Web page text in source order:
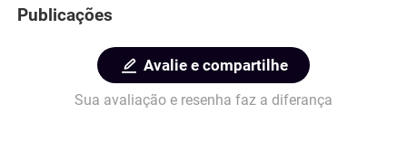
Publicações
Avalie e compartilhe
Sua avaliação e resenha faz a diferança